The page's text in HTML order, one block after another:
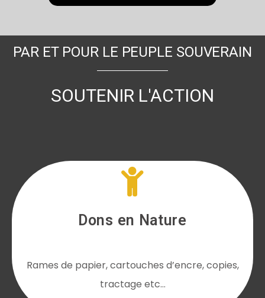
PAR ET POUR LE PEUPLE SOUVERAIN
SOUTENIR L'ACTION
Dons en Nature
Rames de papier, cartouches d’encre, copies,
tractage etc…